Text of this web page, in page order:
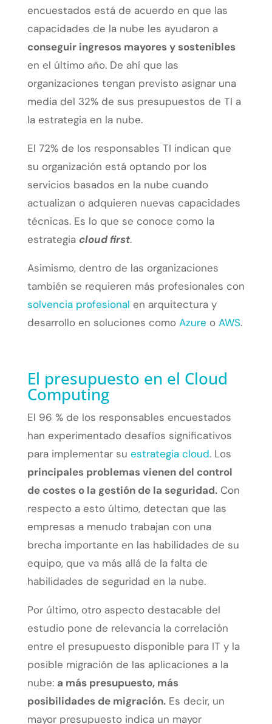
encuestados está de acuerdo en que las
capacidades de la nube les ayudaron a
conseguir ingresos mayores y sostenibles
en el último año. De ahí que las
organizaciones tengan previsto asignar una
media del 32% de sus presupuestos de TI a
la estrategia en la nube.
El 72% de los responsables TI indican que
su organización está optando por los
servicios basados en la nube cuando
actualizan o adquieren nuevas capacidades
técnicas. Es lo que se conoce como la
estrategia cloud first.
Asimismo, dentro de las organizaciones
también se requieren más profesionales con
solvencia profesional en arquitectura y
desarrollo en soluciones como Azure o AWS.
El presupuesto en el Cloud
Computing
El 96 % de los responsables encuestados
han experimentado desafíos significativos
para implementar su estrategia cloud. Los
principales problemas vienen del control
de costes o la gestión de la seguridad.Con
respecto a esto último, detectan que las
empresas a menudo trabajan con una
brecha importante en las habilidades de su
equipo, que va más allá de la falta de
habilidades de seguridad en la nube.
Por último, otro aspecto destacable del
estudio pone de relevancia la correlación
entre el presupuesto disponible para IT y la
posible migración de las aplicaciones a la
nube: a más presupuesto, más
posibilidades de migración.Es decir, un
mayor presupuesto indica un mayor